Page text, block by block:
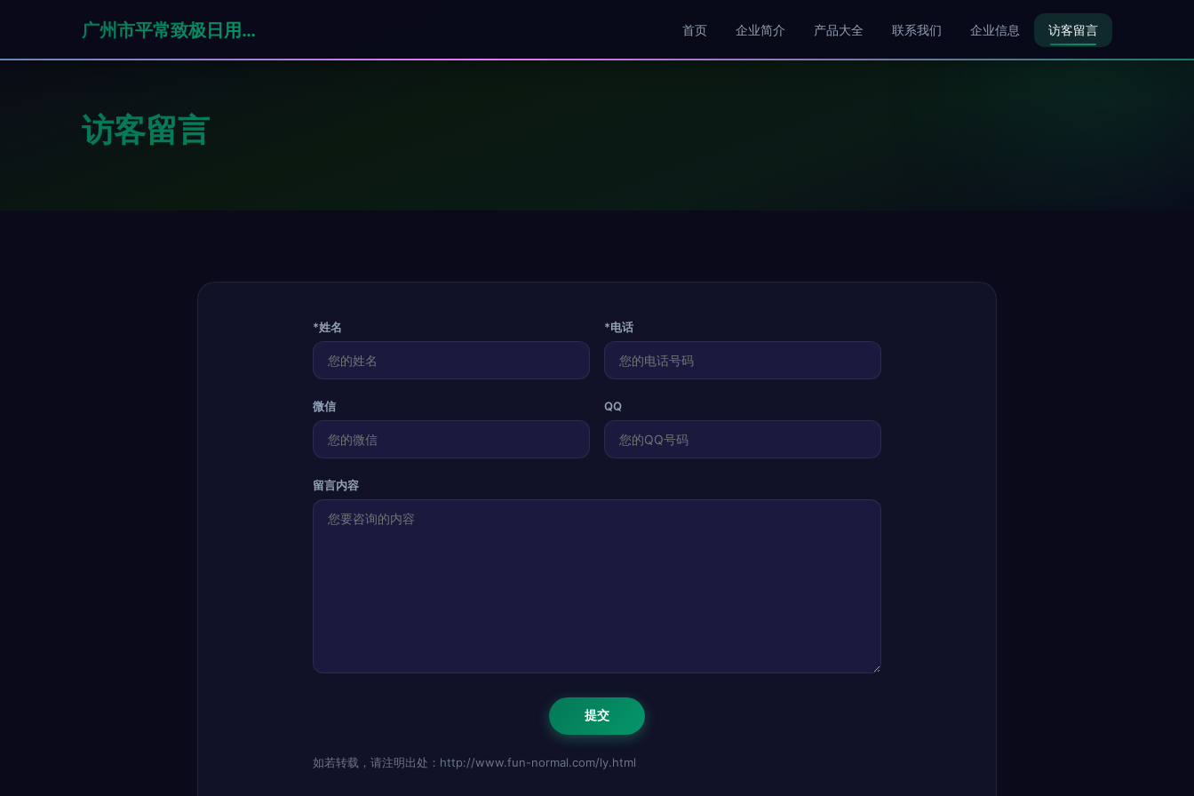
广州市平常致极日用品有限公司 首页 企业简介 产品大全 联系我们 企业信息 访客留言
访客留言
*姓名 *电话
微信 QQ
留言内容
如若转载，请注明出处：http://www.fun-normal.com/ly.html